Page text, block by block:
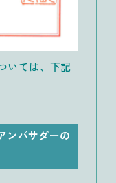
いては、下記
ンバサダーの